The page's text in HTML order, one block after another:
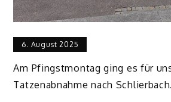
6. August 2025
Am Pfingstmontag ging es für
Tatzenabnahme nach Schlierbach.